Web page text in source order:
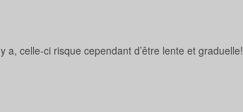
celle-ci risque cependant d’être lente et graduelle!